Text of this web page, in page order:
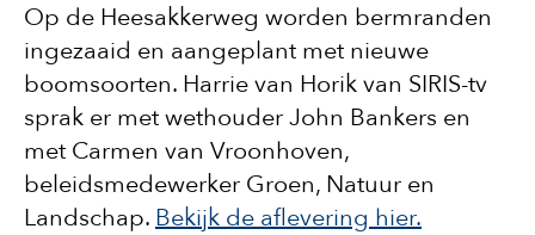
Op de Heesakkerweg worden bermranden
ingezaaid en aangeplant met nieuwe
boomsoorten. Harrie van Horik van SIRIS-tv
sprak er met wethouder John Bankers en
met Carmen van Vroonhoven,
beleidsmedewerker Groen, Natuur en
Landschap. Bekijk de aflevering hier.